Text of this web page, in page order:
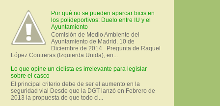
Por qué no se pueden aparcar bicis en
los polideportivos: Duelo entre IU y el
Ayuntamiento
Comisión de Medio Ambiente del
Ayuntamiento de Madrid. 10 de
Diciembre de 2014 Pregunta de Raquel
López Contreras (Izquierda Unida), en...
Lo que opine un ciclista es irrelevante para legislar
sobre el casco
El principal criterio debe de ser el aumento en la
seguridad vial Desde que la DGT lanzó en Febrero de
2013 la propuesta de que todo ci...